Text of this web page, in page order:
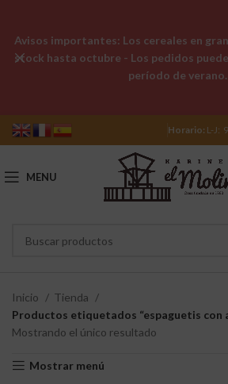
Horario: L-J:
MENU
Inicio
Tienda
Productos etiquetados “espaguetis con
Mostrando el único resultado
Mostrar menú
Avisos importantes: Los cereales en
stock hasta octubre - Los pedidos
período de verano.